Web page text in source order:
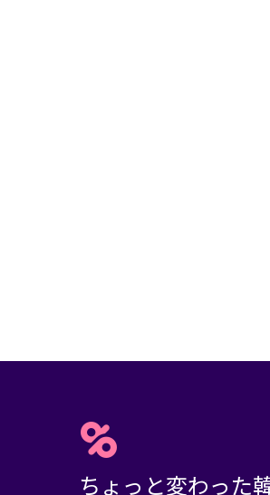
ちょっと変わった